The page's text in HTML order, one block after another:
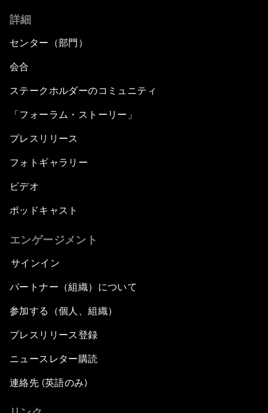
詳細
センター（部門）
会合
ステークホルダーのコミュニティ
「フォーラム・ストーリー」
プレスリリース
フォトギャラリー
ビデオ
ポッドキャスト
エンゲージメント
サインイン
パートナー（組織）について
参加する（個人、組織）
プレスリリース登録
ニュースレター購読
連絡先 (英語のみ)